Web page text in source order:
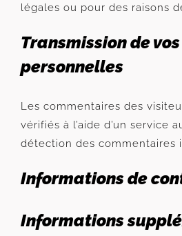
légales ou pour des raisons
Transmission de
personnelles
Les commentaires des
vérifiés à l’aide d’un service
détection des commentaires
Informations de
Informations